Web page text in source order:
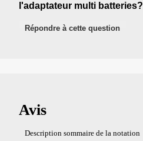
l'adaptateur multi batteries?
Répondre à cette question